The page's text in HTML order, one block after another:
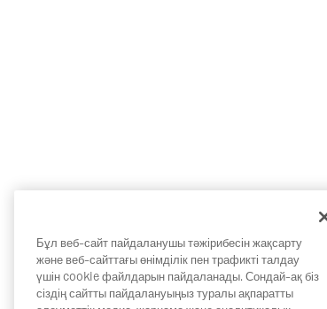
Бұл веб-сайт пайдаланушы тәжірибесін жақсарту
және веб-сайттағы өнімділік пен трафикті талдау
үшін cookie файлдарын пайдаланады. Сондай-ақ біз
сіздің сайтты пайдалануыңыз туралы ақпаратты